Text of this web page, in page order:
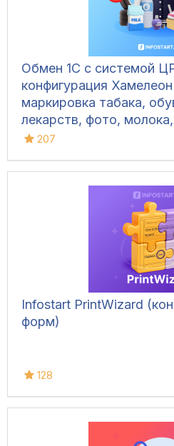
Обмен 1С с системой
конфигурация
маркировка табака,
лекарств, фото,
питьевой воды,
207
Infostart PrintWizard
форм)
128